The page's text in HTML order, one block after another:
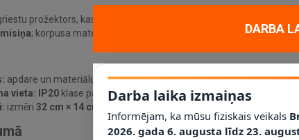
prožektors, kas paredzēts praktiskam un dekoratīvam
; korpusa materiāls: ; gaismas avots / cokols
apdare un materiālu kombinācija palīdz šim modelim iederēties
vieta:
IP20 klase palīdz noteikt, kur gaismekli drīkst droši izmantot.
izmēri 32 cm × 14 cm × 16,5 cm ļauj pirms montāžas novērtēt
DARBA
Darba laika izmaiņas
Informējam, ka mūsu fiziskais veikals
2026. gada 6. augusta līdz 23.